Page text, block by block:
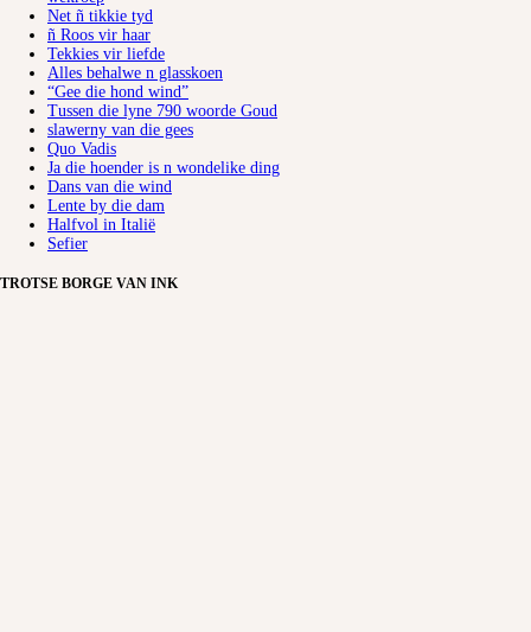
Net ñ tikkie tyd
ñ Roos vir haar
Tekkies vir liefde
Alles behalwe n glasskoen
“Gee die hond wind”
Tussen die lyne 790 woorde Goud
slawerny van die gees
Quo Vadis
Ja die hoender is n wondelike ding
Dans van die wind
Lente by die dam
Halfvol in Italië
Sefier
TROTSE BORGE VAN INK